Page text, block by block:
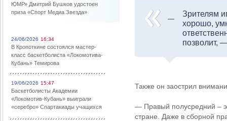
ЮМР» Дмитрий Бушков удостоен
приза «Спорт Медиа Звезда»
24/06/2026 16:34
В Кропоткине состоялся мастер-
класс баскетболиста «Локомотива-
Кубань» Темирова
19/06/2026 15:47
Баскетболисты Академии
«Локомотив-Кубань» выиграли
«серебро» Спартакиады учащихся
Зрителям
хорошо,
позволит,
Также он заострил
— Правый полусредний –
стране. Даже в сборной